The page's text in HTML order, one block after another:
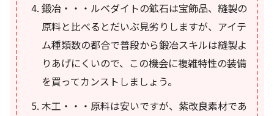
鍛冶・・・ルベダイトの鉱石は宝飾品、縫製の
原料と比べるとだいぶ見劣りしますが、アイテ
ム種類数の都合で普段から鍛冶スキルは縫製よ
りあげにくいので、この機会に複雑特性の装備
を買ってカンストしましょう。
木工・・・原料は安いですが、紫改良素材であ